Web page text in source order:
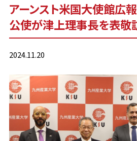
アーンスト米国大使館広
公使が津上理事長を表敬
2024.11.20